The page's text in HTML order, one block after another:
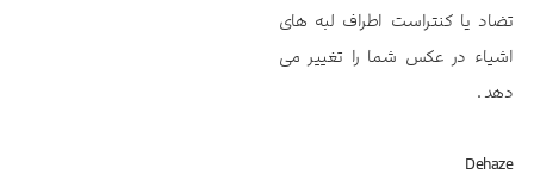
تضاد یا کنتراست اطراف لبه های
اشیاء در عکس شما را تغییر می
دهد .
Dehaze